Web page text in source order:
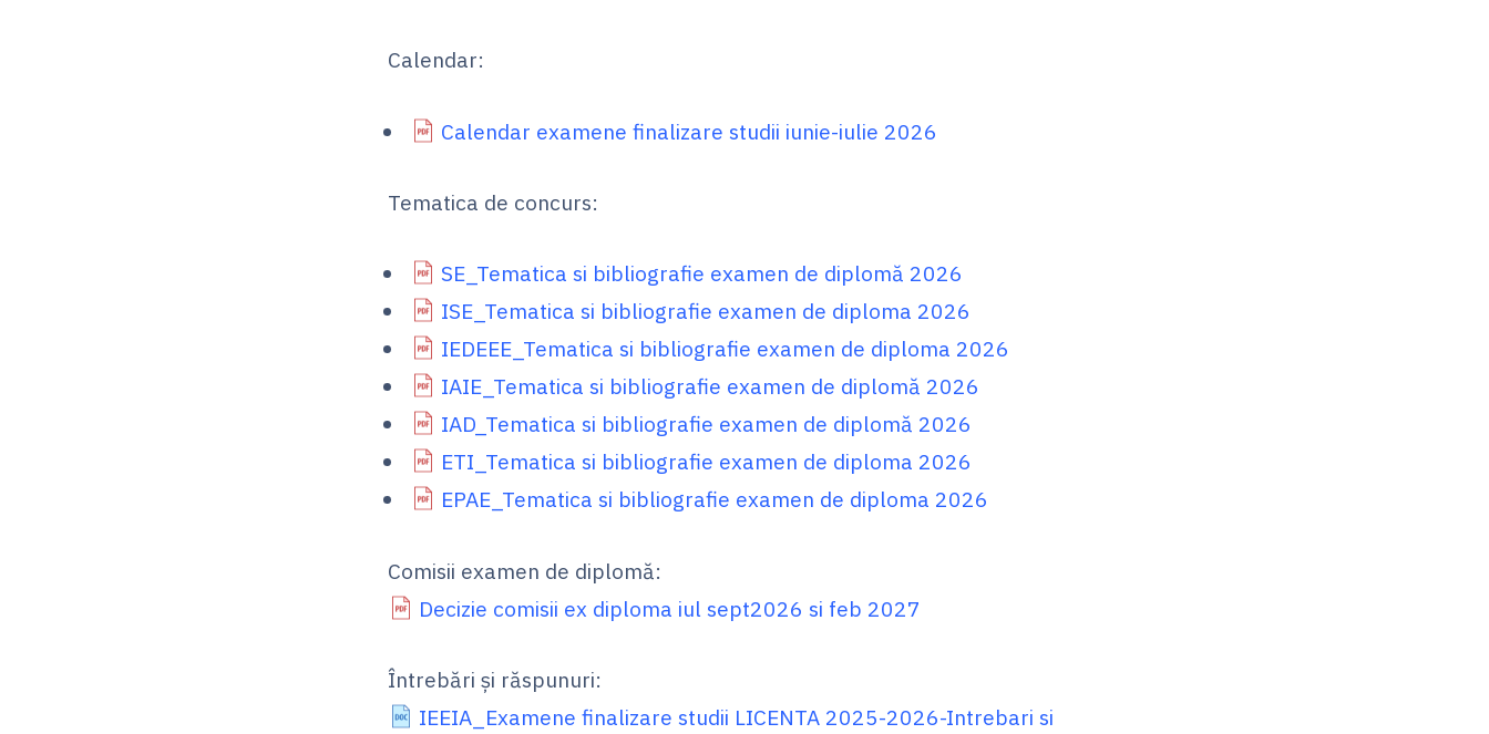
Calendar:
Calendar examene finalizare studii iunie-iulie 2026
Tematica de concurs:
SE_Tematica si bibliografie examen de diplomă 2026
ISE_Tematica si bibliografie examen de diploma 2026
IEDEEE_Tematica si bibliografie examen de diploma 2026
IAIE_Tematica si bibliografie examen de diplomă 2026
IAD_Tematica si bibliografie examen de diplomă 2026
ETI_Tematica si bibliografie examen de diploma 2026
EPAE_Tematica si bibliografie examen de diploma 2026
Comisii examen de diplomă:
Decizie comisii ex diploma iul sept2026 si feb 2027
Întrebări și răspunuri:
IEEIA_Examene finalizare studii LICENTA 2025-2026-Intrebari si